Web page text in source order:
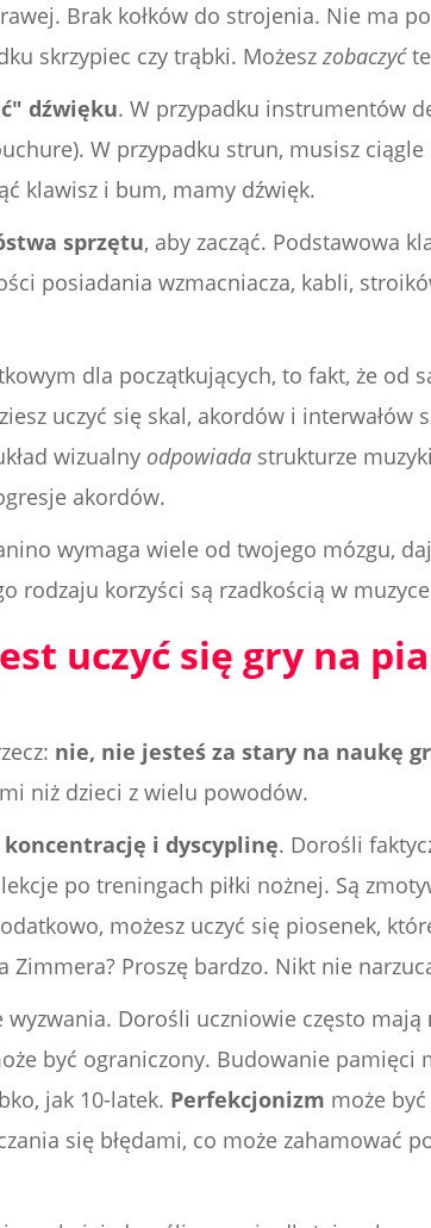
Brak kołków do strojenia. Nie ma
skrzypiec czy trąbki. Możeszzobaczyć
dźwięku. W przypadku instrumentów
W przypadku strun, musisz
klawisz i bum, mamy dźwięk.
sprzętu, aby zacząć. Podstawowa
posiadania wzmacniacza, kabli,
dla początkujących, to fakt, że od
uczyć się skal, akordów i
wizualny odpowiada strukturze
akordów.
wymaga wiele od twojego mózgu,
rodzaju korzyści są rzadkością w
uczyć się gry na
nie, nie jesteś za stary na naukę
niż dzieci z wielu powodów.
koncentrację i dyscyplinę. Dorośli
po treningach piłki nożnej. Są
możesz uczyć się piosenek,
Zimmera? Proszę bardzo. Nikt nie
wyzwania. Dorośli uczniowie często mają
być ograniczony. Budowanie pamięci
jak 10-latek. Perfekcjonizm może
się błędami, co może zahamować